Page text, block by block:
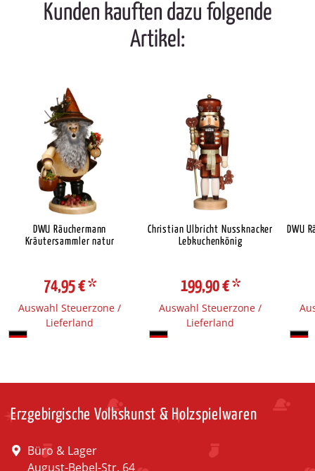
Kunden kauften dazu folgende
Artikel:
DWU Räuchermann
Kräutersammler natur
74,95 €*
Auswahl Steuerzone /
Lieferland
Christian Ulbricht Nussknacker
Lebkuchenkönig
199,90 €*
Auswahl Steuerzone /
Lieferland
DWU
Erzgebirgische Volkskunst & Holzspielwaren
Büro & Lager
August-Bebel-Str. 64